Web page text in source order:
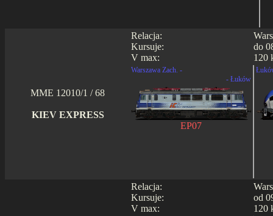
Relacja:
Kursuje:
V max:
do
120
MME 12010/1 / 68
KIEV EXPRESS
Warszawa Zach. -
- Łuków
EP07
Relacja:
Kursuje:
V max:
od
120